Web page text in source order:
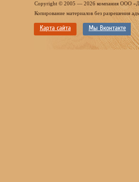
Copyright © 2005 — 2026 компания ООО
Копирование материалов без разрешения
Карта сайта Мы Вконтакте